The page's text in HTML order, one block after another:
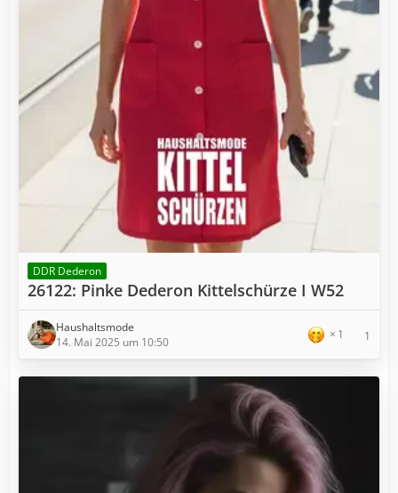
DDR Dederon
26122: Pinke Dederon Kittelschürze I W52
Haushaltsmode
14. Mai 2025 um 10:50
1 1